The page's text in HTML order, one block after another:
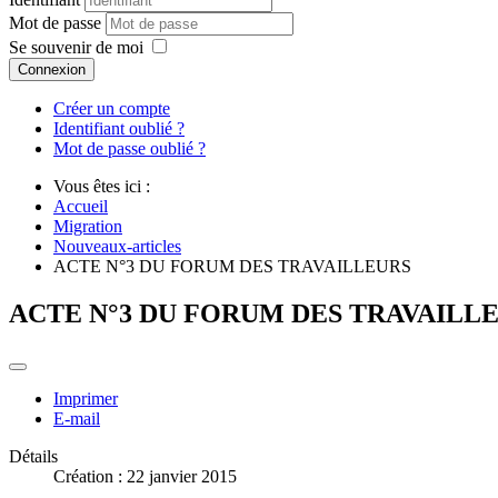
Mot de passe
Se souvenir de moi
Connexion
Créer un compte
Identifiant oublié ?
Mot de passe oublié ?
Vous êtes ici :
Accueil
Migration
Nouveaux-articles
ACTE N°3 DU FORUM DES TRAVAILLEURS
ACTE N°3 DU FORUM DES
Imprimer
E-mail
Détails
Création : 22 janvier 2015